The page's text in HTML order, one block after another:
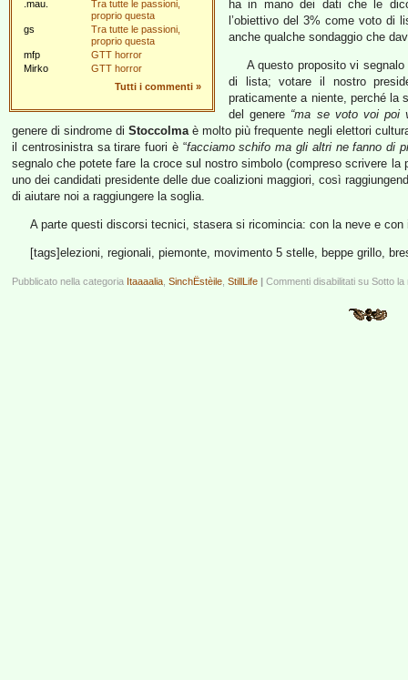
.mau.
Tra tutte le passioni,
proprio questa
gs
Tra tutte le passioni,
proprio questa
mfp
GTT horror
Mirko
GTT horror
Tutti i commenti »
ha in mano dei dati che le
l’obiettivo del 3% come voto di
anche qualche sondaggio che
A questo proposito vi
di lista; votare il nostro
praticamente a niente, perché la
del genere “ma se voto voi poi
genere di sindrome diStoccolmaè molto più frequente negli elettori
il centrosinistra sa tirare fuori è “facciamo schifo ma gli altri ne fanno di
segnalo che potete fare la croce sul nostro simbolo (compreso scrivere
uno dei candidati presidente delle due coalizioni maggiori, così
di aiutare noi a raggiungere la soglia.
A parte questi discorsi tecnici, stasera si ricomincia: con la neve e
[tags]elezioni, regionali, piemonte, movimento 5 stelle, beppe grillo,
Pubblicato nella categoria Itaaaalia SinchËstèile StillLife | Commenti disabilitati su Sotto la